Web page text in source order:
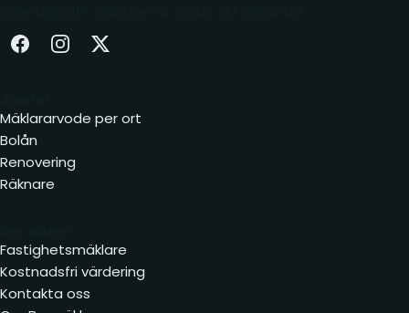
Facebook (öppnas i ny flik)
Instagram (öppnas i ny flik)
X (öppnas i ny flik)
Mäklararvode per ort
Bolån
Renovering
Räknare
Fastighetsmäklare
Kostnadsfri värdering
Kontakta oss